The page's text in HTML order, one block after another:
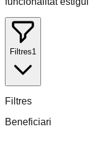
Filtres1
Filtres
Beneficiari